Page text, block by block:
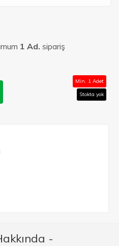
1 Ad. sipariş
Min. 1 Adet
Stokta yok
-